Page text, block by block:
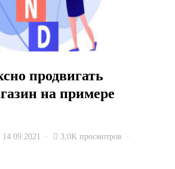
продвигать
на примере
14.09.2021
3,0K просмотров